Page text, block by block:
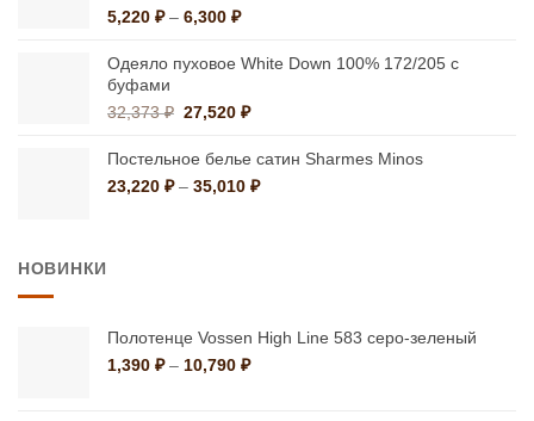
5,220 ₽ – 6,300 ₽Диапазон
5,220 ₽
6,300 ₽
Одеяло пуховое White Down 100% 172/205 с
буфами
32,373₽ Первоначальная
составляла
32,373 ₽.
27,520₽Текущая
27,520 ₽.
Постельное белье сатин Sharmes Minos
23,220 ₽ – 35,010 ₽Диапазон
НОВИНКИ
Полотенце Vossen High Line 583 серо-зеленый
1,390 ₽ – 10,790 ₽Диапазон